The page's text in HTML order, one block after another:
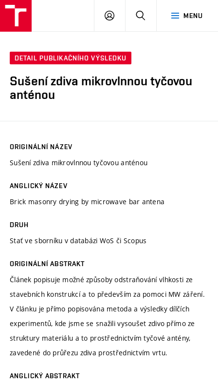
MENU
PŘIHLÁSIT
DETAIL PUBLIKAČNÍHO VÝSLEDKU
Sušení zdiva mikrovlnnou tyčovou
anténou
ORIGINÁLNÍ NÁZEV
Sušení zdiva mikrovlnnou tyčovou anténou
ANGLICKÝ NÁZEV
Brick masonry drying by microwave bar antena
DRUH
Stať ve sborníku v databázi WoS či Scopus
ORIGINÁLNÍ ABSTRAKT
Článek popisuje možné způsoby odstraňování vlhkosti ze
stavebních konstrukcí a to především za pomoci MW záření.
V článku je přímo popisována metoda a výsledky dílčích
experimentů, kde jsme se snažili vysoušet zdivo přímo ze
struktury materiálu a to prostřednictvím tyčové antény,
zavedené do průřezu zdiva prostřednictvím vrtu.
ANGLICKÝ ABSTRAKT